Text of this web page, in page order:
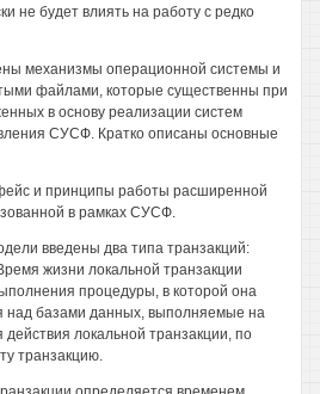
не будет влиять на работу с редко
механизмы операционной системы и
файлами, которые существенны при
в основу реализации систем
СУСФ. Кратко описаны основные
и принципы работы расширенной
в рамках СУСФ.
введены два типа транзакций:
жизни локальной транзакции
процедуры, в которой она
над базами данных, выполняемые на
локальной транзакции, по
транзакцию.